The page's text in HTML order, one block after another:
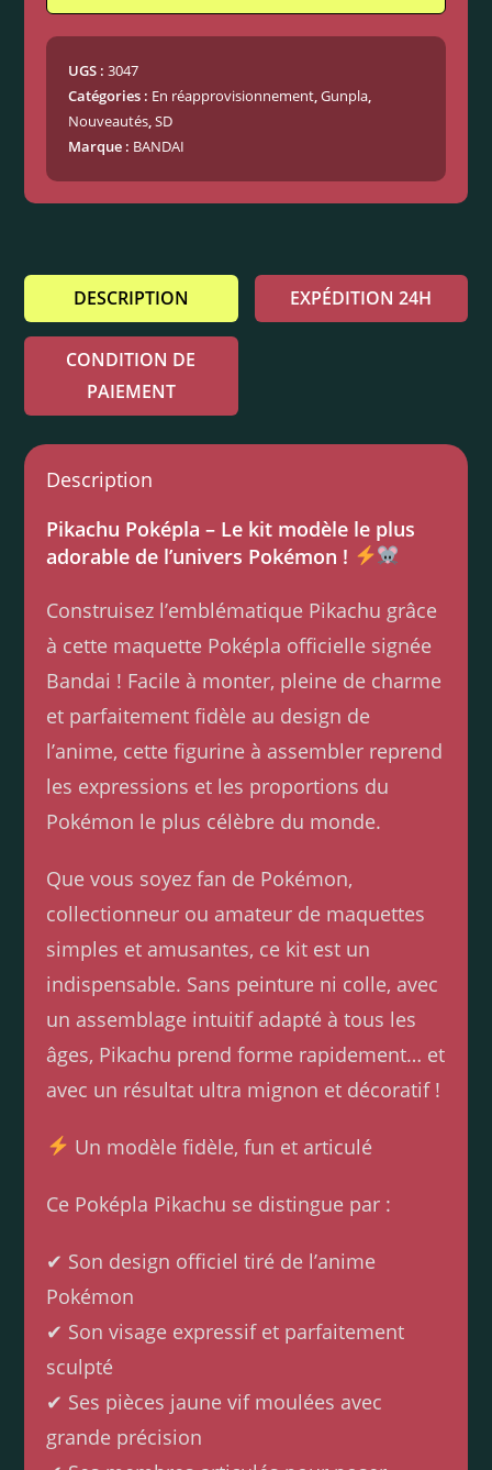
UGS :3047
Catégories : En réapprovisionnement ,Gunpla
Nouveautés ,SD
Marque : BANDAI
DESCRIPTION EXPÉDITION 24H
CONDITION DE
PAIEMENT
Description
Pikachu Poképla – Le kit modèle le plus
adorable de l’univers Pokémon !
Construisez l’emblématique Pikachu grâce
à cette maquette Poképla officielle signée
Bandai ! Facile à monter, pleine de charme
et parfaitement fidèle au design de
l’anime, cette figurine à assembler reprend
les expressions et les proportions du
Pokémon le plus célèbre du monde.
Que vous soyez fan de Pokémon,
collectionneur ou amateur de maquettes
simples et amusantes, ce kit est un
indispensable. Sans peinture ni colle, avec
un assemblage intuitif adapté à tous les
âges, Pikachu prend forme rapidement… et
avec un résultat ultra mignon et décoratif !
Un modèle fidèle, fun et articulé
Ce Poképla Pikachu se distingue par :
✔ Son design officiel tiré de l’anime
Pokémon
✔ Son visage expressif et parfaitement
sculpté
✔ Ses pièces jaune vif moulées avec
grande précision